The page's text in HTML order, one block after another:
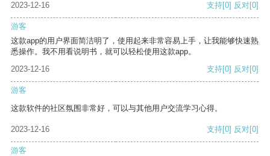
2023-12-16 支持[0] 反对[0]
游客
这款app的用户界面简洁明了，使用起来非常容易上手，让我能够快速熟
悉操作。我不用看说明书，就可以轻松使用这款app。
2023-12-16
支持[0] 反对[0]
游客
这款软件的社区氛围非常好，可以与其他用户交流学习心得。
2023-12-16 支持[0] 反对[0]
游客